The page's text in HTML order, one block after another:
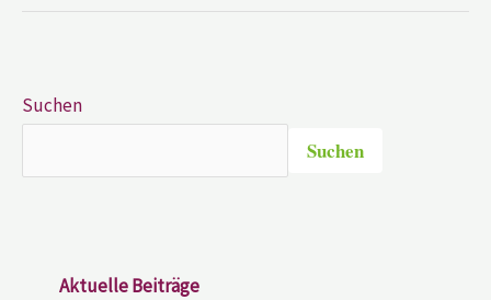
Suchen
Suchen
Aktuelle Beiträge